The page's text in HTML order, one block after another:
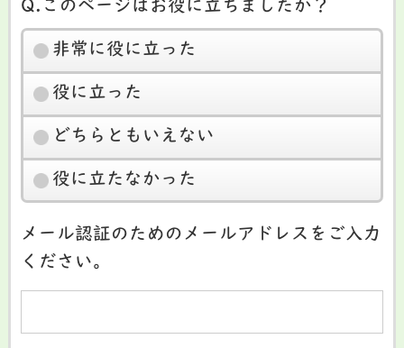
Q.このページはお役に立ちましたか？
非常に役に立った
役に立った
どちらともいえない
役に立たなかった
メール認証のためのメールアドレスをご入力
ください。